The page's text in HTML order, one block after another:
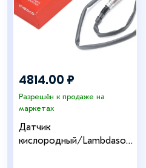
4814.00 ₽
Разрешён к продаже на
маркетах
Датчик
кислородный/Lambdasond